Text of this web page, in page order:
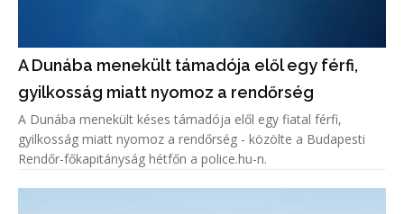
A Dunába menekült támadója elől egy férfi,
gyilkosság miatt nyomoz a rendőrség
A Dunába menekült késes támadója elől egy fiatal férfi,
gyilkosság miatt nyomoz a rendőrség - közölte a Budapesti
Rendőr-főkapitányság hétfőn a police.hu-n.